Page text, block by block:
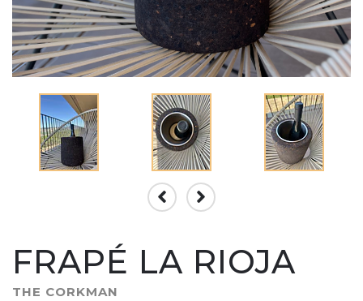
FRAPÉ LA RIOJA
THE CORKMAN